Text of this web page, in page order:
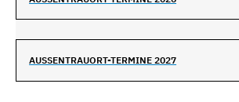
AUSSENTRAUORT-TERMINE 2027